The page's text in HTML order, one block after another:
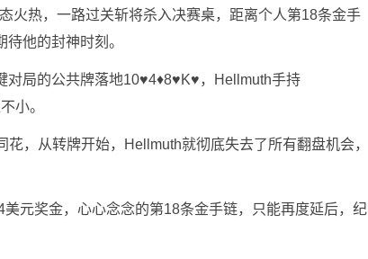
火热，一路过关斩将杀入决赛桌，距离个人第18条金手
他的封神时刻。
对局的公共牌落地10♥4♦8♥K♥，Hellmuth手持
小。
，从转牌开始，Hellmuth就彻底失去了所有翻盘机会，
元奖金，心心念念的第18条金手链，只能再度延后，纪